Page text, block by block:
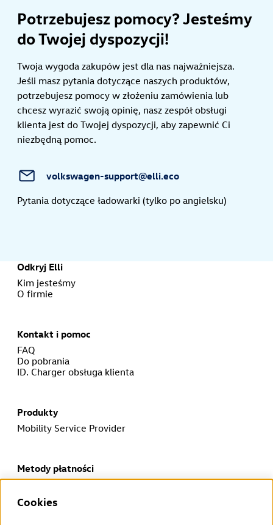
Potrzebujesz pomocy? Jesteśmy
do Twojej dyspozycji!
Twoja wygoda zakupów jest dla nas najważniejsza.
Jeśli masz pytania dotyczące naszych produktów,
potrzebujesz pomocy w złożeniu zamówienia lub
chcesz wyrazić swoją opinię, nasz zespół obsługi
klienta jest do Twojej dyspozycji, aby zapewnić Ci
niezbędną pomoc.
volkswagen-support@elli.eco
Pytania dotyczące ładowarki (tylko po angielsku)
Odkryj Elli
Kim jesteśmy
O firmie
Kontakt i pomoc
FAQ
Do pobrania
ID. Charger obsługa klienta
Produkty
Mobility Service Provider
Metody płatności
Cookies